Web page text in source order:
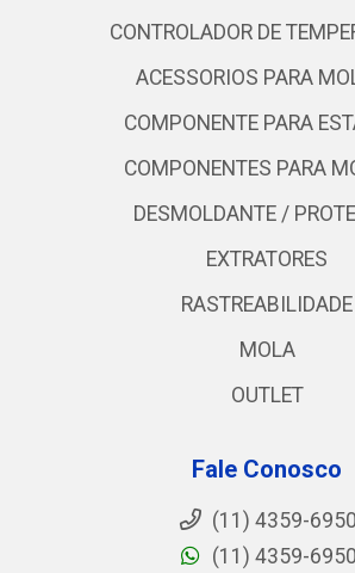
CONTROLADOR DE
ACESSORIOS PARA
COMPONENTE PARA
COMPONENTES PARA
DESMOLDANTE /
EXTRATORES
RASTREABILIDADE
MOLA
OUTLET
Fale Conosco
(11) 4359-6950
(11) 4359-6950